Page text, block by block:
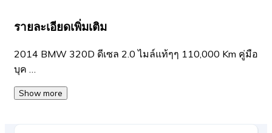
รายละเอียดเพิ่มเติม
2014 BMW 320D ดีเซล 2.0 ไมล์แท้ๆๆ 110,000 Km คู่มือ
บุค …
Show more